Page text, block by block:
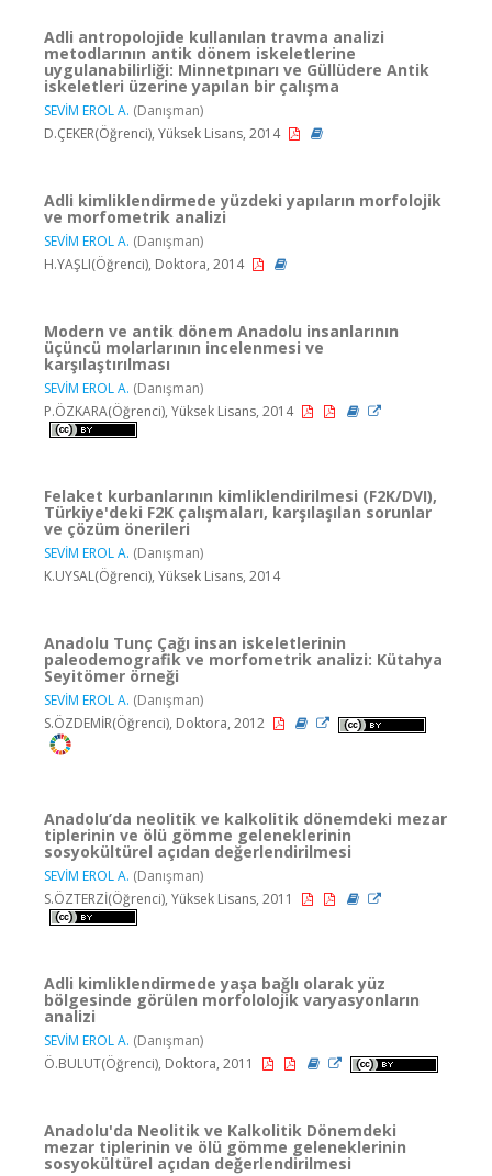
Adli antropolojide kullanılan travma analizi
metodlarının antik dönem iskeletlerine
uygulanabilirliği: Minnetpınarı ve Güllüdere Antik
iskeletleri üzerine yapılan bir çalışma
SEVİM EROL A. (Danışman)
D.ÇEKER(Öğrenci), Yüksek Lisans, 2014
Adli kimliklendirmede yüzdeki yapıların morfolojik
ve morfometrik analizi
SEVİM EROL A. (Danışman)
H.YAŞLI(Öğrenci), Doktora, 2014
Modern ve antik dönem Anadolu insanlarının
üçüncü molarlarının incelenmesi ve
karşılaştırılması
SEVİM EROL A. (Danışman)
P.ÖZKARA(Öğrenci), Yüksek Lisans, 2014
Felaket kurbanlarının kimliklendirilmesi (F2K/DVI),
Türkiye'deki F2K çalışmaları, karşılaşılan sorunlar
ve çözüm önerileri
SEVİM EROL A. (Danışman)
K.UYSAL(Öğrenci), Yüksek Lisans, 2014
Anadolu Tunç Çağı insan iskeletlerinin
paleodemografik ve morfometrik analizi: Kütahya
Seyitömer örneği
SEVİM EROL A. (Danışman)
S.ÖZDEMİR(Öğrenci), Doktora, 2012
Anadolu’da neolitik ve kalkolitik dönemdeki mezar
tiplerinin ve ölü gömme geleneklerinin
sosyokültürel açıdan değerlendirilmesi
SEVİM EROL A. (Danışman)
S.ÖZTERZİ(Öğrenci), Yüksek Lisans, 2011
Adli kimliklendirmede yaşa bağlı olarak yüz
bölgesinde görülen morfololojik varyasyonların
analizi
SEVİM EROL A. (Danışman)
Ö.BULUT(Öğrenci), Doktora, 2011
Anadolu'da Neolitik ve Kalkolitik Dönemdeki
mezar tiplerinin ve ölü gömme geleneklerinin
sosyokültürel açıdan değerlendirilmesi